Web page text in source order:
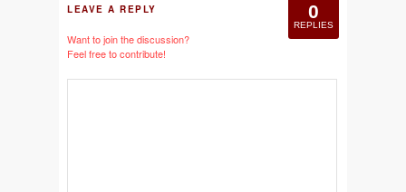
0
REPLIES
LEAVE A REPLY
Want to join the discussion?
Feel free to contribute!